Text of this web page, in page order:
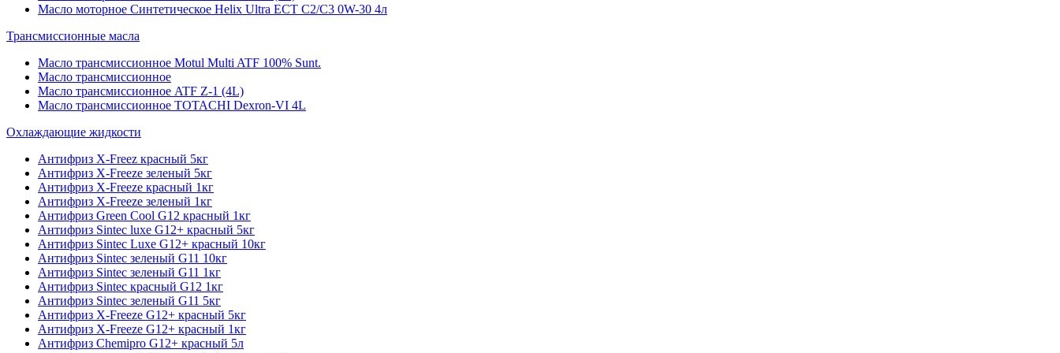
Масло моторное Синтетическое Helix Ultra ECT C2/C3 0W-30 4л
Трансмиссионные масла
Масло трансмиссионное Motul Multi ATF 100% Sunt.
Масло трансмиссионное
Масло трансмиссионное ATF Z-1 (4L)
Масло трансмиссионное TOTACHI Dexron-VI 4L
Охлаждающие жидкости
Антифриз X-Freez красный 5кг
Антифриз X-Freeze зеленый 5кг
Антифриз X-Freeze красный 1кг
Антифриз X-Freeze зеленый 1кг
Антифриз Green Cool G12 красный 1кг
Антифриз Sintec luxe G12+ красный 5кг
Антифриз Sintec Luxe G12+ красный 10кг
Антифриз Sintec зеленый G11 10кг
Антифриз Sintec зеленый G11 1кг
Антифриз Sintec красный G12 1кг
Антифриз Sintec зеленый G11 5кг
Антифриз X-Freeze G12+ красный 5кг
Антифриз X-Freeze G12+ красный 1кг
Антифриз Chemipro G12+ красный 5л